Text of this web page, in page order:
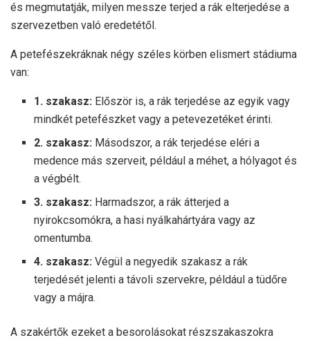
és megmutatják, milyen messze terjed a rák elterjedése a
szervezetben való eredetétől.
A petefészekráknak négy széles körben elismert stádiuma
van:
1. szakasz: Először is, a rák terjedése az egyik vagy
mindkét petefészket vagy a petevezetéket érinti.
2. szakasz: Másodszor, a rák terjedése eléri a
medence más szerveit, például a méhet, a hólyagot és
a végbélt.
3. szakasz: Harmadszor, a rák átterjed a
nyirokcsomókra, a hasi nyálkahártyára vagy az
omentumba.
4. szakasz: Végül a negyedik szakasz a rák
terjedését jelenti a távoli szervekre, például a tüdőre
vagy a májra.
A szakértők ezeket a besorolásokat részszakaszokra